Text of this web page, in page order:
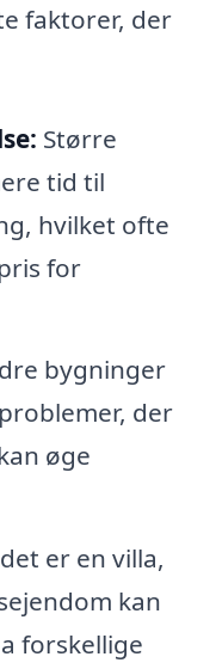
faktorer, der
Større
tid til
hvilket ofte
for
bygninger
der
øge
er en villa,
kan
forskellige